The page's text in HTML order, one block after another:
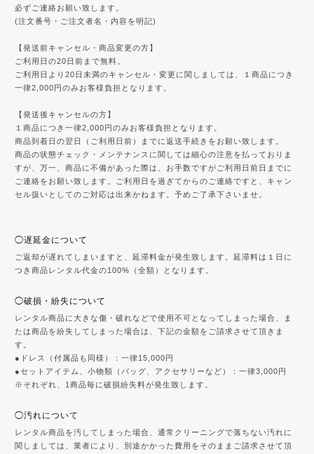
必ずご連絡お願い致します。
(注文番号・ご注文者名・内容を明記)
【発送前キャンセル・商品変更の方】
ご利用日の20日前まで無料。
ご利用日より20日未満のキャンセル・変更に関しましては、１商品につき
一律2,000円のみお客様負担となります。
【発送後キャンセルの方】
１商品につき一律2,000円のみお客様負担となります。
商品到着日の翌日（ご利用日前）までに返送手続きをお願い致します。
商品の状態チェック・メンテナンスに関しては細心の注意を払っておりま
すが、万一、商品に不備があった際は、お手数ですがご利用日前日までに
ご連絡をお願い致します。ご利用日を過ぎてからのご連絡ですと、キャン
セル扱いとしてのご対応は出来かねます。予めご了承下さいませ。
◯遅延金について
ご返却が遅れてしまいますと、延滞料金が発生致します。延滞料は１日に
つき商品レンタル代金の100%（全額）となります。
◯破損・紛失について
レンタル商品に大きな傷・破れなどで使用不可となってしまった場合、ま
たは商品を紛失してしまった場合は、下記の金額をご請求させて頂きま
す。
●ドレス（付属品も同様）：一律15,000円
●セットアイテム、小物類（バッグ、アクセサリーなど）：一律3,000円
※それぞれ、1商品毎に破損紛失料が発生致します。
◯汚れについて
レンタル商品を汚してしまった場合、通常クリーニングで落ちない汚れに
関しましては、業者により、別途かかった費用をそのままご請求させて頂